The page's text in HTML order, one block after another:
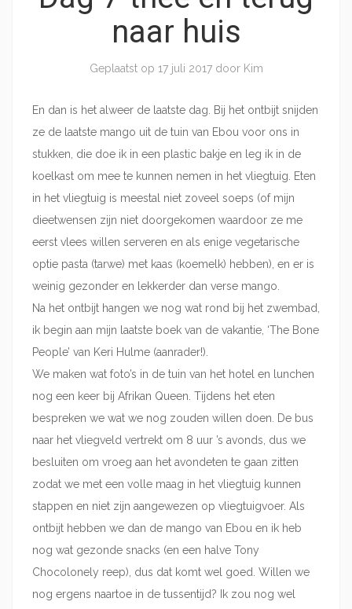
naar huis
Geplaatst op 17 juli 2017door Kim
En dan is het alweer de laatste dag. Bij het ontbijt snijden
ze de laatste mango uit de tuin van Ebou voor ons in
stukken, die doe ik in een plastic bakje en leg ik in de
koelkast om mee te kunnen nemen in het vliegtuig. Eten
in het vliegtuig is meestal niet zoveel soeps (of mijn
dieetwensen zijn niet doorgekomen waardoor ze me
eerst vlees willen serveren en als enige vegetarische
optie pasta (tarwe) met kaas (koemelk) hebben), en er is
weinig gezonder en lekkerder dan verse mango.
Na het ontbijt hangen we nog wat rond bij het zwembad,
ik begin aan mijn laatste boek van de vakantie, ‘The Bone
People’ van Keri Hulme (aanrader!).
We maken wat foto’s in de tuin van het hotel en lunchen
nog een keer bij Afrikan Queen. Tijdens het eten
bespreken we wat we nog zouden willen doen. De bus
naar het vliegveld vertrekt om 8 uur ’s avonds, dus we
besluiten om vroeg aan het avondeten te gaan zitten
zodat we met een volle maag in het vliegtuig kunnen
stappen en niet zijn aangewezen op vliegtuigvoer. Als
ontbijt hebben we dan de mango van Ebou en ik heb
nog wat gezonde snacks (en een halve Tony
Chocolonely reep), dus dat komt wel goed. Willen we
nog ergens naartoe in de tussentijd? Ik zou nog wel